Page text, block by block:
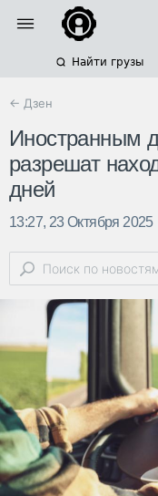
Найти грузы
← Дзен
Иностранным
разрешат
дней
13:27, 23 Октября 2025